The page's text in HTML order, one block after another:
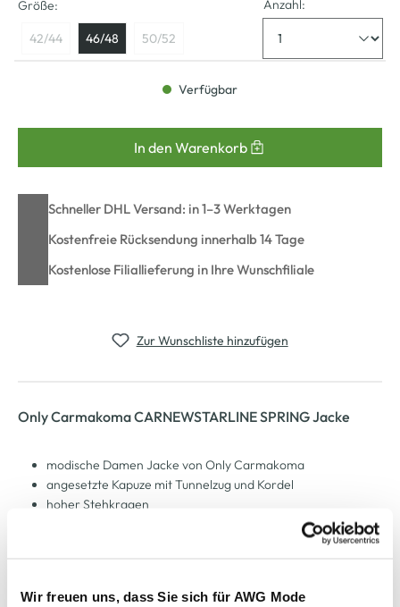
Wir freuen uns, dass Sie sich für AWG Mode
Größe:
42/44 46/48 50/52
Anzahl:
Verfügbar
In den Warenkorb
Schneller DHL Versand: in 1–3 Werktagen
Kostenfreie Rücksendung innerhalb 14 Tage
Kostenlose Filiallieferung in Ihre Wunschfiliale
Zur Wunschliste hinzufügen
Only Carmakoma CARNEWSTARLINE SPRING Jacke
modische Damen Jacke von Only Carmakoma
angesetzte Kapuze mit Tunnelzug und Kordel
hoher Stehkragen
durchgehender Reißverschluss, verdeckt durch Steg mit
an den Ärmeln mit breiter Manschette und Druckknopf